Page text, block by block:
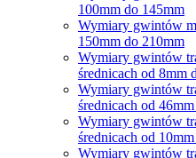
100mm do 145mm
Wymiary gwintów
150mm do 210mm
Wymiary gwintów
średnicach od 8mm
Wymiary gwintów
średnicach od
Wymiary gwintów
średnicach od
Wymiary gwintów